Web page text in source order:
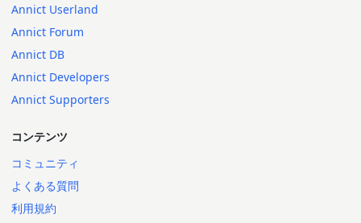
Annict Userland
Annict Forum
Annict DB
Annict Developers
Annict Supporters
コンテンツ
コミュニティ
よくある質問
利用規約